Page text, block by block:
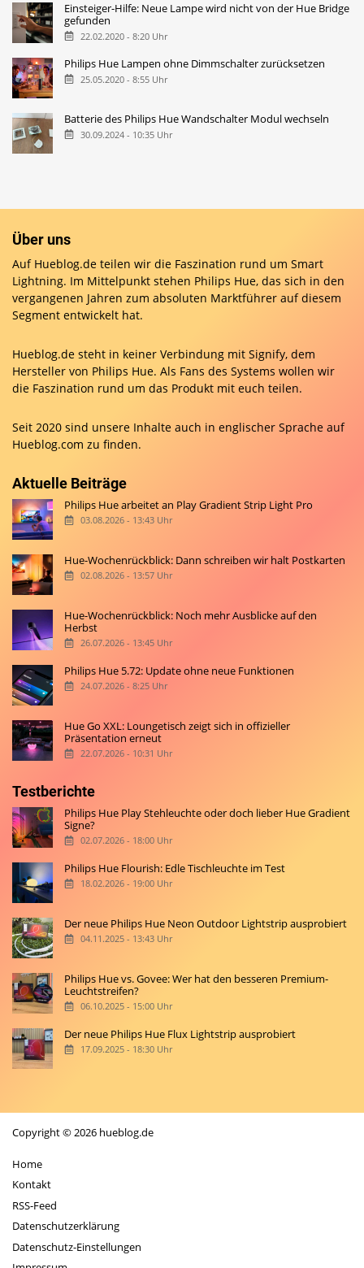
Einsteiger-Hilfe: Neue Lampe wird nicht von der Hue Bridge
gefunden
22.02.2020 - 8:20 Uhr
Philips Hue Lampen ohne Dimmschalter zurücksetzen
25.05.2020 - 8:55 Uhr
Batterie des Philips Hue Wandschalter Modul wechseln
30.09.2024 - 10:35 Uhr
Über uns
Auf Hueblog.de teilen wir die Faszination rund um Smart
Lightning. Im Mittelpunkt stehen Philips Hue, das sich in den
vergangenen Jahren zum absoluten Marktführer auf diesem
Segment entwickelt hat.
Hueblog.de steht in keiner Verbindung mit Signify, dem
Hersteller von Philips Hue. Als Fans des Systems wollen wir
die Faszination rund um das Produkt mit euch teilen.
Seit 2020 sind unsere Inhalte auch in englischer Sprache auf
Hueblog.com zu finden.
Aktuelle Beiträge
Philips Hue arbeitet an Play Gradient Strip Light Pro
03.08.2026 - 13:43 Uhr
Hue-Wochenrückblick: Dann schreiben wir halt Postkarten
02.08.2026 - 13:57 Uhr
Hue-Wochenrückblick: Noch mehr Ausblicke auf den
Herbst
26.07.2026 - 13:45 Uhr
Philips Hue 5.72: Update ohne neue Funktionen
24.07.2026 - 8:25 Uhr
Hue Go XXL: Loungetisch zeigt sich in offizieller
Präsentation erneut
22.07.2026 - 10:31 Uhr
Testberichte
Philips Hue Play Stehleuchte oder doch lieber Hue Gradient
Signe?
02.07.2026 - 18:00 Uhr
Philips Hue Flourish: Edle Tischleuchte im Test
18.02.2026 - 19:00 Uhr
Der neue Philips Hue Neon Outdoor Lightstrip ausprobiert
04.11.2025 - 13:43 Uhr
Philips Hue vs. Govee: Wer hat den besseren Premium-
Leuchtstreifen?
06.10.2025 - 15:00 Uhr
Der neue Philips Hue Flux Lightstrip ausprobiert
17.09.2025 - 18:30 Uhr
Copyright © 2026 hueblog.de
Home
Kontakt
RSS-Feed
Datenschutzerklärung
Datenschutz-Einstellungen